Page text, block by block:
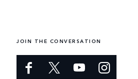
JOIN THE CONVERSATION